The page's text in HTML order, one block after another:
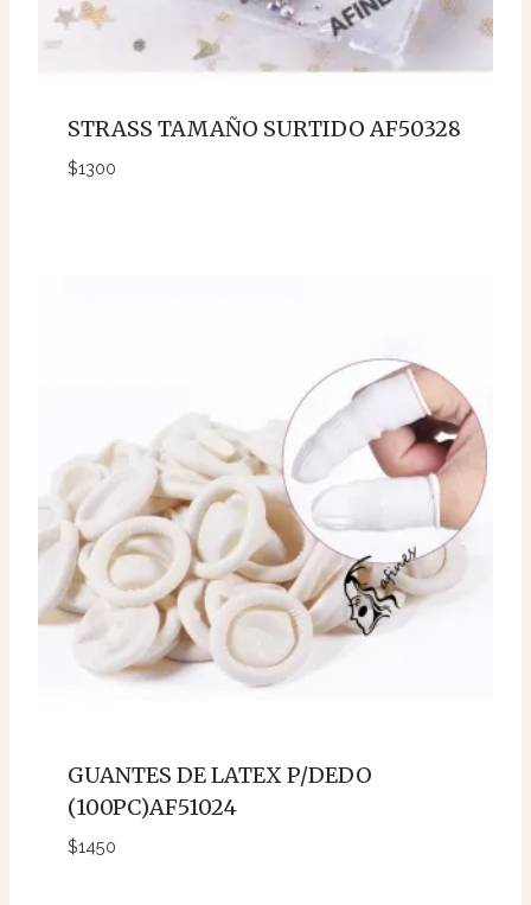
STRASS TAMAÑO SURTIDO AF50328
$1300
GUANTES DE LATEX P/DEDO
(100PC)AF51024
$1450